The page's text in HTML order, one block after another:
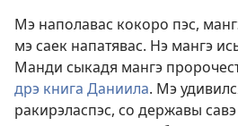
Мэ наполавас кокоро пэс,
мэ саек напатявас. Нэ мангэ
Манди сыкадя мангэ
дрэ книга Даниила. Мэ
ракирэласпэс, со державы